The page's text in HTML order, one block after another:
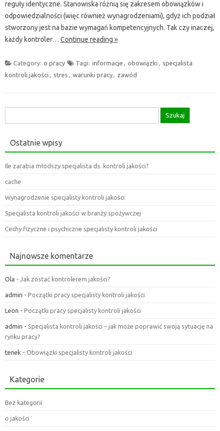
reguły identyczne. Stanowiska różnią się zakresem obowiązków i
odpowiedzialności (więc również wynagrodzeniami), gdyż ich podział
stworzony jest na bazie wymagań kompetencyjnych. Tak czy inaczej,
każdy kontroler… Continue reading »
Category: o pracy Tagi: informacje , obowiązki , specjalista
kontroli jakości , stres , warunki pracy, zawód
Ostatnie wpisy
Ile zarabia młodszy specjalista ds. kontroli jakości?
cache
Wynagrodzenie specjalisty kontroli jakości
Specjalista kontroli jakości w branży spożywczej
Cechy fizyczne i psychiczne specjalisty kontroli jakości
Najnowsze komentarze
Ola - Jak zostać kontrolerem jakości?
admin - Początki pracy specjalisty kontroli jakości
Leon - Początki pracy specjalisty kontroli jakości
admin - Specjalista kontroli jakości – jak może poprawić swoją sytuację na
rynku pracy?
tenek - Obowiązki specjalisty kontroli jakości
Kategorie
Bez kategorii
o jakości